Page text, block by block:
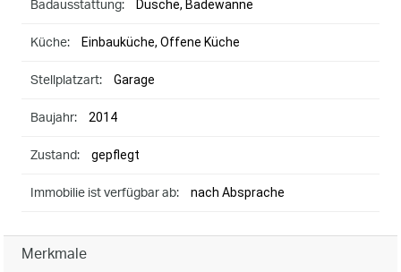
Badausstattung: Dusche, Badewanne
Küche: Einbauküche, Offene Küche
Stellplatzart: Garage
Baujahr: 2014
Zustand: gepflegt
Immobilie ist verfügbar ab: nach Absprache
Merkmale